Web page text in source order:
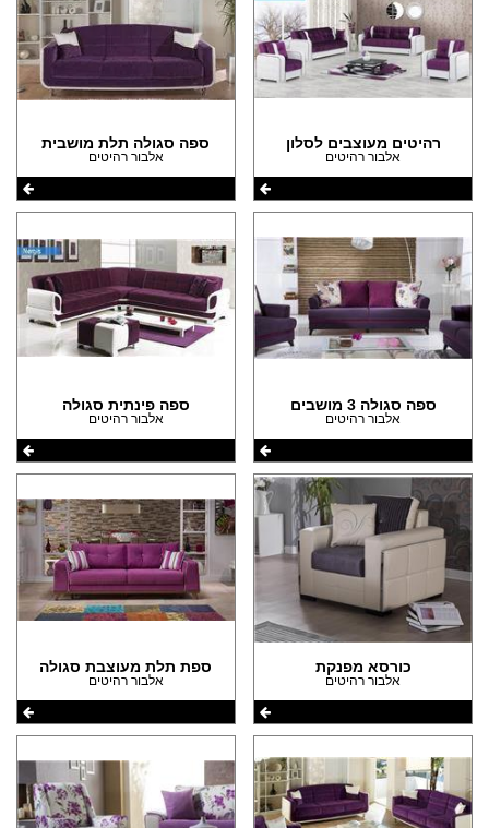
(14)
(9)
(8)
(5)
(3)
(1)
(1)
(1)
(1)
(1)
(1)
(2)
(34)
(9)
(51)
(1)
(1)
רהיטים מעוצבים לסלון
אלבור רהיטים
ספה סגולה תלת מושבית
אלבור רהיטים
ספה סגולה 3 מושבים
אלבור רהיטים
ספה פינתית סגולה
אלבור רהיטים
כורסא מפנקת
אלבור רהיטים
ספת תלת מעוצבת סגולה
אלבור רהיטים
הצהרת נגישות